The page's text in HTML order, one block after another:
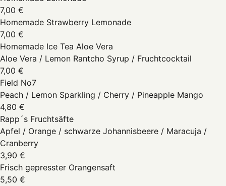
7,00 €
Homemade Strawberry Lemonade
7,00 €
Homemade Ice Tea Aloe Vera
Aloe Vera / Lemon Rantcho Syrup / Fruchtcocktail
7,00 €
Field No7
Peach / Lemon Sparkling / Cherry / Pineapple Mango
4,80 €
Rapp´s Fruchtsäfte
Apfel / Orange / schwarze Johannisbeere / Maracuja /
Cranberry
3,90 €
Frisch gepresster Orangensaft
5,50 €